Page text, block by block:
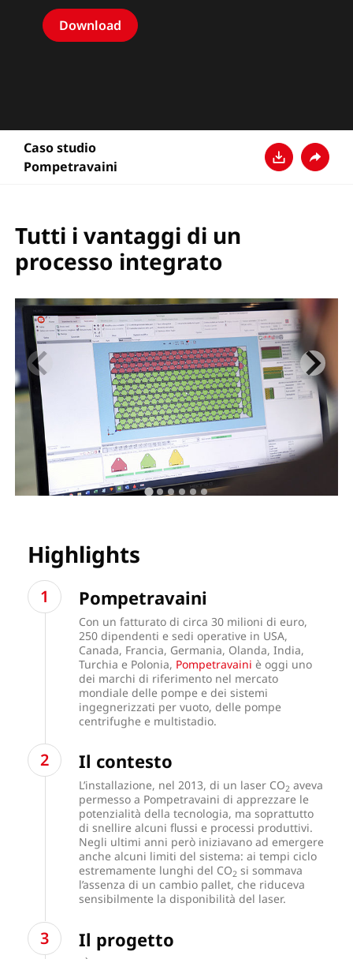
Download
Caso studio
Pompetravaini
Tutti i vantaggi di un
processo integrato
Highlights
Pompetravaini
Con un fatturato di circa 30 milioni di euro,
250 dipendenti e sedi operative in USA,
Canada, Francia, Germania, Olanda, India,
Turchia e Polonia, Pompetravaini è oggi uno
dei marchi di riferimento nel mercato
mondiale delle pompe e dei sistemi
ingegnerizzati per vuoto, delle pompe
centrifughe e multistadio.
Il contesto
L’installazione, nel 2013, di un laser CO2 aveva
permesso a Pompetravaini di apprezzare le
potenzialità della tecnologia, ma soprattutto
di snellire alcuni flussi e processi produttivi.
Negli ultimi anni però iniziavano ad emergere
anche alcuni limiti del sistema: ai tempi ciclo
estremamente lunghi del CO2 si sommava
l’assenza di un cambio pallet, che riduceva
sensibilmente la disponibilità del laser.
Il progetto